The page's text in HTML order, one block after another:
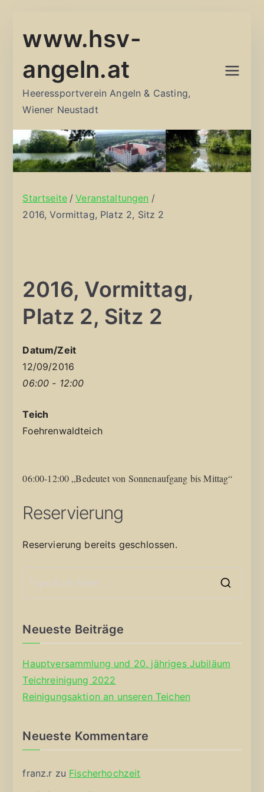
Inhalt
www.hsv-
angeln.at
Heeressportverein Angeln & Casting,
Wiener Neustadt
Startseite
Veranstaltungen
2016, Vormittag, Platz 2, Sitz 2
2016, Vormittag,
Platz 2, Sitz 2
Datum/Zeit
12/09/2016
06:00 - 12:00
Teich
Foehrenwaldteich
06:00-12:00 „Bedeutet von Sonnenaufgang bis Mittag“
Reservierung
Reservierung bereits geschlossen.
Neueste Beiträge
Hauptversammlung und 20. jähriges Jubiläum
Teichreinigung 2022
Reinigungsaktion an unseren Teichen
Neueste Kommentare
franz.r zu Fischerhochzeit